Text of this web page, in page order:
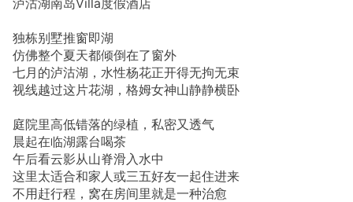
独栋别墅推窗即湖
仿佛整个夏天都倾倒在了窗外
七月的泸沽湖，水性杨花正开得无拘无束
视线越过这片花湖，格姆女神山静静横卧
庭院里高低错落的绿植，私密又透气
晨起在临湖露台喝茶
午后看云影从山脊滑入水中
这里太适合和家人或三五好友一起住进来
不用赶行程，窝在房间里就是一种治愈